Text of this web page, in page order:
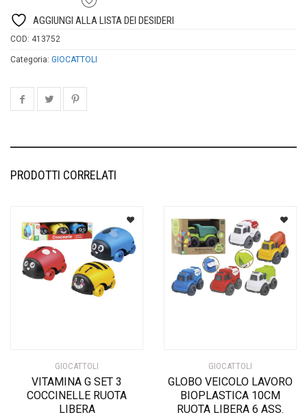
AGGIUNGI ALLA LISTA DEI DESIDERI
COD: 413752
Categoria: GIOCATTOLI
PRODOTTI CORRELATI
GIOCATTOLI
VITAMINA G SET 3
COCCINELLE RUOTA
LIBERA
GIOCATTOLI
GLOBO VEICOLO LAVORO
BIOPLASTICA 10CM
RUOTA LIBERA 6 ASS.